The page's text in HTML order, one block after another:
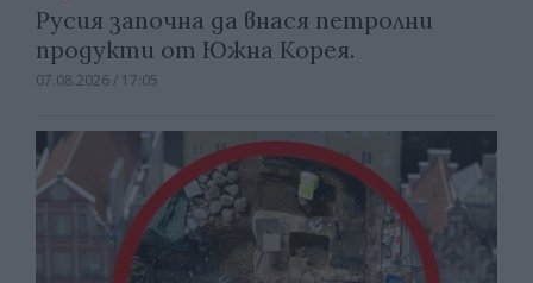
Русия започна да внася петролни
продукти от Южна Корея.
07.08.2026 / 17:05